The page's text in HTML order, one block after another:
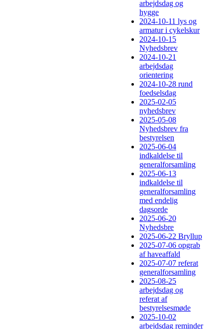
arbejdsdag og
hygge
2024-10-11 lys og
armatur i cykelskur
2024-10-15
Nyhedsbrev
2024-10-21
arbejdsdag
orientering
2024-10-28 rund
foedselsdag
2025-02-05
nyhedsbrev
2025-05-08
Nyhedsbrev fra
bestyrelsen
2025-06-04
indkaldelse til
generalforsamling
2025-06-13
indkaldelse til
generalforsamling
med endelig
dagsorde
2025-06-20
Nyhedsbre
2025-06-22 Bryllup
2025-07-06 opgrab
af haveaffald
2025-07-07 referat
generalforsamling
2025-08-25
arbejdsdag og
referat af
bestyrelsesmøde
2025-10-02
arbejdsdag reminder